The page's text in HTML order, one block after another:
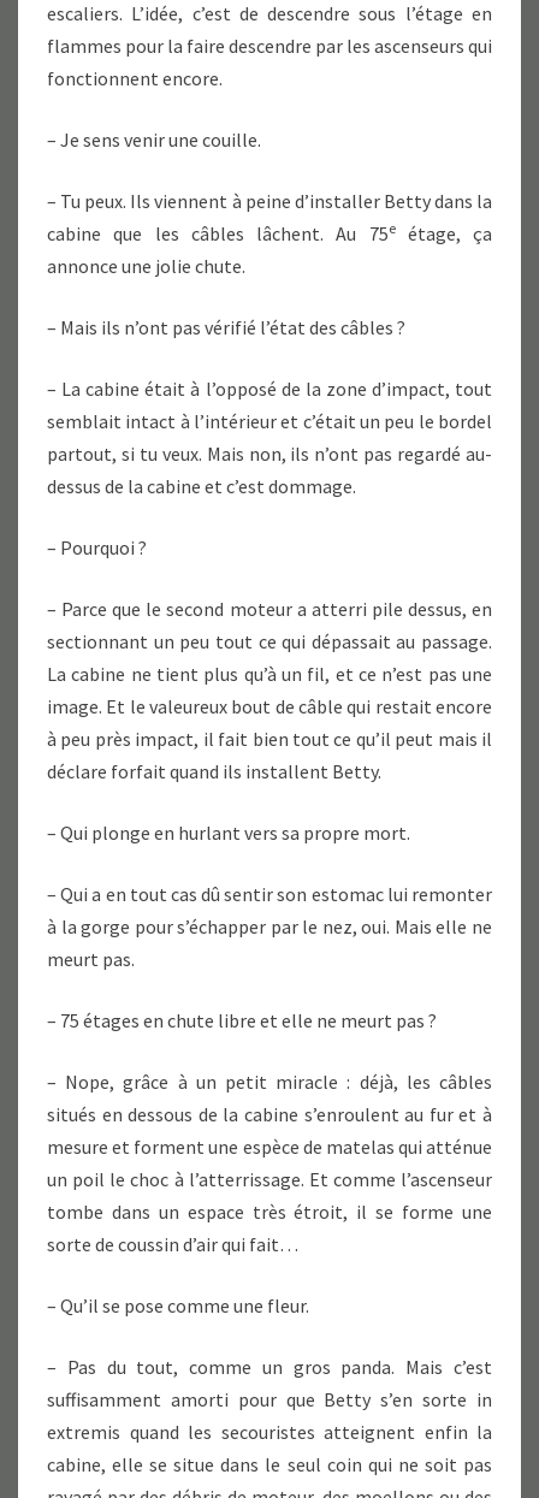
escaliers. L’idée, c’est de descendre sous l’étage en
flammes pour la faire descendre par les ascenseurs qui
fonctionnent encore.
– Je sens venir une couille.
– Tu peux. Ils viennent à peine d’installer Betty dans la
cabine que les câbles lâchent. Au 75eétage, ça
annonce une jolie chute.
– Mais ils n’ont pas vérifié l’état des câbles ?
– La cabine était à l’opposé de la zone d’impact, tout
semblait intact à l’intérieur et c’était un peu le bordel
partout, si tu veux. Mais non, ils n’ont pas regardé au-
dessus de la cabine et c’est dommage.
– Pourquoi ?
– Parce que le second moteur a atterri pile dessus, en
sectionnant un peu tout ce qui dépassait au passage.
La cabine ne tient plus qu’à un fil, et ce n’est pas une
image. Et le valeureux bout de câble qui restait encore
à peu près impact, il fait bien tout ce qu’il peut mais il
déclare forfait quand ils installent Betty.
– Qui plonge en hurlant vers sa propre mort.
– Qui a en tout cas dû sentir son estomac lui remonter
à la gorge pour s’échapper par le nez, oui. Mais elle ne
meurt pas.
– 75 étages en chute libre et elle ne meurt pas ?
– Nope, grâce à un petit miracle : déjà, les câbles
situés en dessous de la cabine s’enroulent au fur et à
mesure et forment une espèce de matelas qui atténue
un poil le choc à l’atterrissage. Et comme l’ascenseur
tombe dans un espace très étroit, il se forme une
sorte de coussin d’air qui fait…
– Qu’il se pose comme une fleur.
– Pas du tout, comme un gros panda. Mais c’est
suffisamment amorti pour que Betty s’en sorte in
extremis quand les secouristes atteignent enfin la
cabine, elle se situe dans le seul coin qui ne soit pas